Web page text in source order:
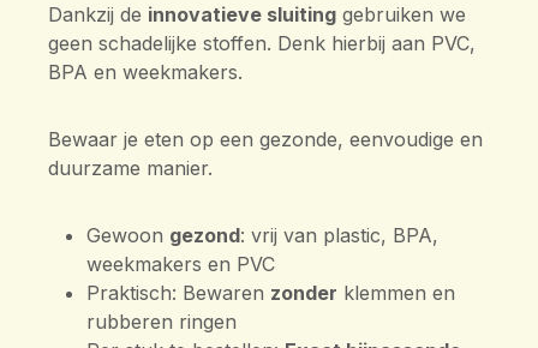
Dankzij de innovatieve sluiting gebruiken we
geen schadelijke stoffen. Denk hierbij aan PVC,
BPA en weekmakers.
Bewaar je eten op een gezonde, eenvoudige en
duurzame manier.
Gewoon gezond: vrij van plastic, BPA,
weekmakers en PVC
Praktisch: Bewaren zonder klemmen en
rubberen ringen